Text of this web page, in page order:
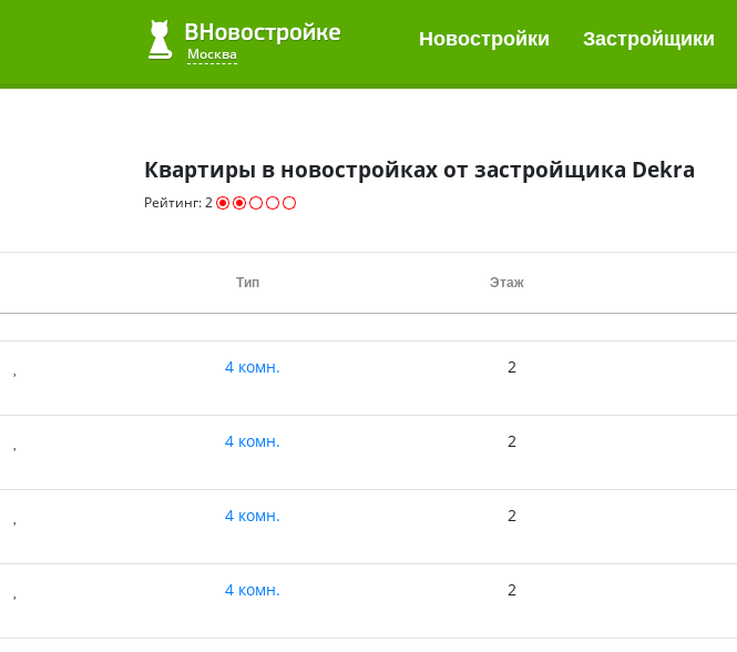
Москва
Новостройки Застройщики
Москва
Новостройки Застройщики
Квартиры до 2 млн. Все студии Проектируемые новостройки
Квартиры в новостройках от застройщика Dekra
Рейтинг:2
Тип Этаж
4 комн. 2
4 комн. 2
4 комн. 2
4 комн. 2